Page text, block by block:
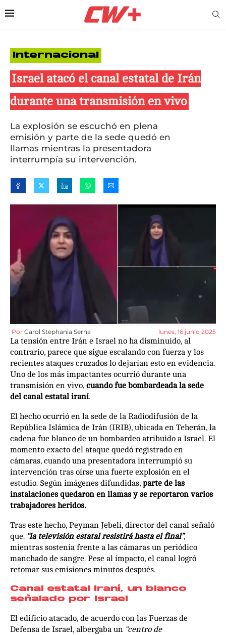
Internacional
Israel atacó el canal estatal de Irán
durante una transmisión en vivo
La explosión se escuchó en plena
emisión y parte de la sede quedó en
llamas mientras la presentadora
interrumpía su intervención.
Por Carol Stephania Serna lunes, 16 junio 2025
La tensión entre Irán e Israel no ha disminuido, al
contrario, parece que sigue escalando con fuerza y los
recientes ataques cruzados lo dejarían esto en evidencia.
Uno de los más impactantes ocurrió durante una
transmisión en vivo, cuando fue bombardeada la sede
del canal estatal iraní.
El hecho ocurrió en la sede de la Radiodifusión de la
República Islámica de Irán (IRIB), ubicada en Teherán, la
cadena fue blanco de un bombardeo atribuido a Israel. El
momento exacto del ataque quedó registrado en
cámaras, cuando una presentadora interrumpió su
intervención tras oírse una fuerte explosión en el
estudio. Según imágenes difundidas, parte de las
instalaciones quedaron en llamas y se reportaron varios
trabajadores heridos.
Tras este hecho, Peyman Jebeli, director del canal señaló
que. “la televisión estatal resistirá hasta el final”,
mientras sostenía frente a las cámaras un periódico
manchado de sangre. Pese al impacto, el canal logró
retomar sus emisiones minutos después.
Canal estatal Iraní, un blanco
señalado por Israel
El edificio atacado, de acuerdo con las Fuerzas de
Defensa de Israel, albergaba un “centro de